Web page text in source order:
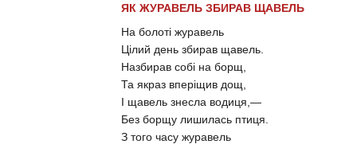
ЯК ЖУРАВЕЛЬ ЗБИРАВ ЩАВЕЛЬ
На болоті журавель
Цілий день збирав щавель.
Назбирав собі на борщ,
Та якраз вперіщив дощ,
І щавель знесла водиця,—
Без борщу лишилась птиця.
З того часу журавель